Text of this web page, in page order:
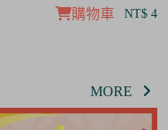
購物車 NT$
MORE